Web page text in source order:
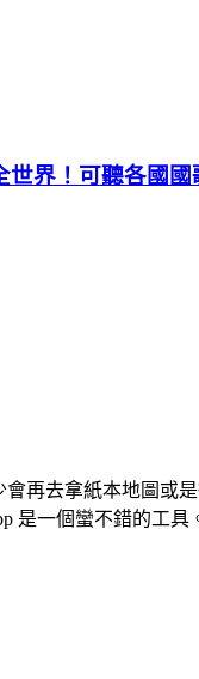
界！可聽各國
會再去拿紙本地圖
是一個蠻不錯的工